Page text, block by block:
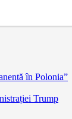
în Polonia”
Trump